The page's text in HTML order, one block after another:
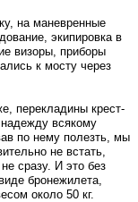
на маневренные
экипировка в
визоры, приборы
к мосту через
перекладины крест-
всякому
по нему полезть, мы
не встать,
сразу. И это без
бронежилета,
около 50 кг.